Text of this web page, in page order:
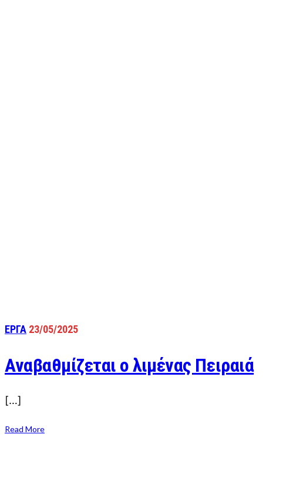
ΕΡΓΑ 23/05/2025
Αναβαθμίζεται ο λιμένας Πειραιά
[…]
Read More